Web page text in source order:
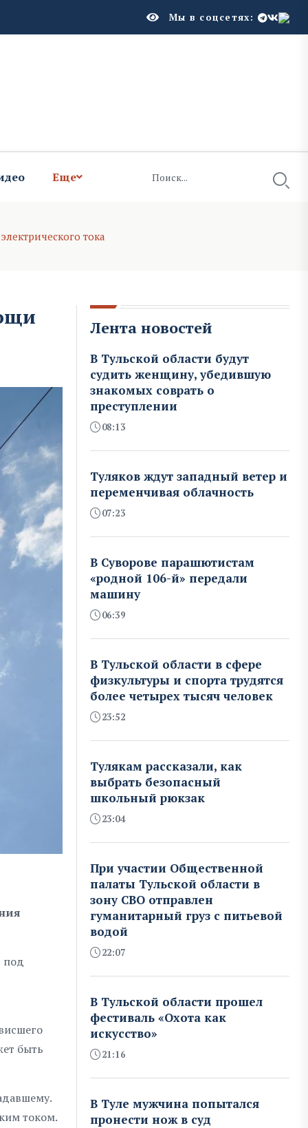
Мы в соцсетях:
Еще
тока
под
быть
током.
Лента новостей
В Тульской области будут
судить женщину, убедившую
знакомых соврать о
преступлении
08:13
Туляков ждут западный ветер и
переменчивая облачность
07:23
В Суворове парашютистам
«родной 106-й» передали
машину
06:39
В Тульской области в сфере
физкультуры и спорта трудятся
более четырех тысяч человек
23:52
Тулякам рассказали, как
выбрать безопасный
школьный рюкзак
23:04
При участии Общественной
палаты Тульской области в
зону СВО отправлен
гуманитарный груз с питьевой
водой
22:07
В Тульской области прошел
фестиваль «Охота как
искусство»
21:16
В Туле мужчина попытался
пронести нож в суд